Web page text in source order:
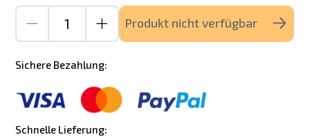
Produkt nicht verfügbar
Sichere Bezahlung:
Schnelle Lieferung: